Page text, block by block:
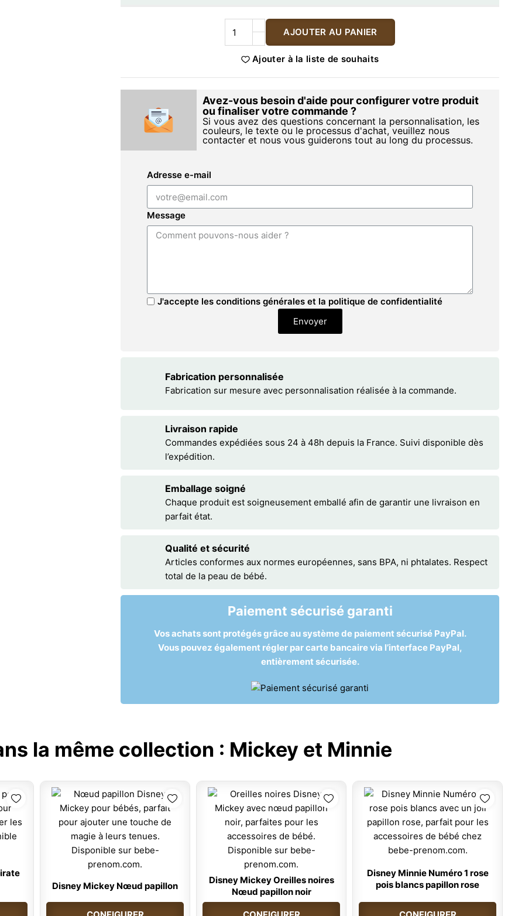
AJOUTER AU PANIER
Ajouter à la liste de souhaits
Avez-vous besoin d'aide pour configurer votre produit
ou finaliser votre commande ?
Si vous avez des questions concernant la personnalisation, les
couleurs, le texte ou le processus d'achat, veuillez nous
contacter et nous vous guiderons tout au long du processus.
Adresse e-mail
Message
J'accepte les conditions générales et la politique de confidentialité
Envoyer
Fabrication personnalisée
Fabrication sur mesure avec personnalisation réalisée à la commande.
Livraison rapide
Commandes expédiées sous 24 à 48h depuis la France. Suivi disponible dès
l’expédition.
Emballage soigné
Chaque produit est soigneusement emballé afin de garantir une livraison en
parfait état.
Qualité et sécurité
Articles conformes aux normes européennes, sans BPA, ni phtalates. Respect
total de la peau de bébé.
Paiement sécurisé garanti
Vos achats sont protégés grâce au système de paiement sécurisé PayPal.
Vous pouvez également régler par carte bancaire via l’interface PayPal,
entièrement sécurisée.
la même collection : Mickey et Minnie
Disney Mickey Nœud papillon
Disney Mickey Oreilles noires
Nœud papillon noir
Disney Minnie Numéro 1 rose
pois blancs papillon rose